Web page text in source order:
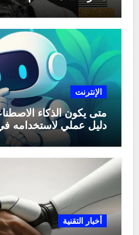
الإنترنت
متى يكون الذكاء
دليل عملي لاستخدامه
أخبار التقنية